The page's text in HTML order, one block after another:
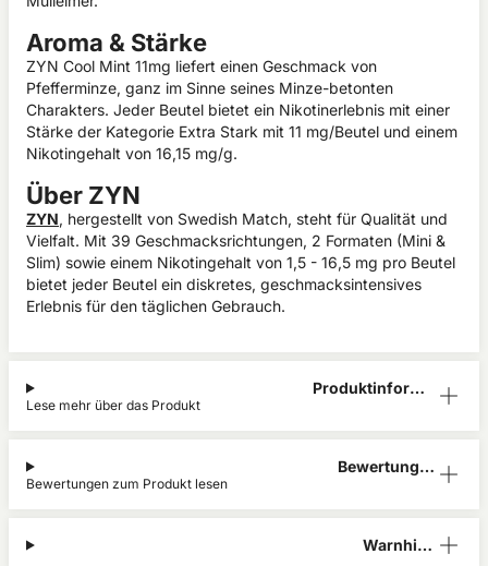
Aroma & Stärke
ZYN Cool Mint 11mg liefert einen Geschmack von
Pfefferminze, ganz im Sinne seines Minze-betonten
Charakters. Jeder Beutel bietet ein Nikotinerlebnis mit einer
Stärke der Kategorie Extra Stark mit 11 mg/Beutel und einem
Nikotingehalt von 16,15 mg/g.
Über ZYN
ZYN, hergestellt von Swedish Match, steht für Qualität und
Vielfalt. Mit 39 Geschmacksrichtungen, 2 Formaten (Mini &
Slim) sowie einem Nikotingehalt von 1,5 - 16,5 mg pro Beutel
bietet jeder Beutel ein diskretes, geschmacksintensives
Erlebnis für den täglichen Gebrauch.
Produktinform
Lese mehr über das Produkt
Bewertunge
Bewertungen zum Produkt lesen
Warnhinw